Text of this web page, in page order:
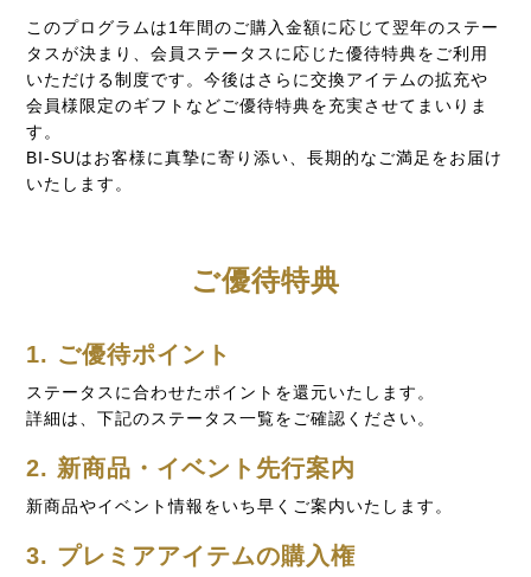
このプログラムは1年間のご購入金額に応じて翌年のステー
タスが決まり、会員ステータスに応じた優待特典をご利用
いただける制度です。今後はさらに交換アイテムの拡充や
会員様限定のギフトなどご優待特典を充実させてまいりま
す。
BI-SUはお客様に真摯に寄り添い、長期的なご満足をお届け
いたします。
ご優待特典
1. ご優待ポイント
ステータスに合わせたポイントを還元いたします。
詳細は、下記のステータス一覧をご確認ください。
2. 新商品・イベント先行案内
新商品やイベント情報をいち早くご案内いたします。
3. プレミアアイテムの購入権